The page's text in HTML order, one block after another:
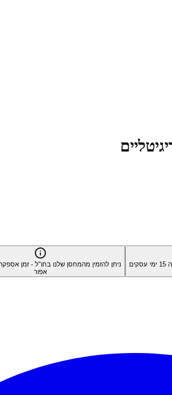
15 ימי עסקים
ניתן להזמין מהמחסן שלנו בחו"ל - זמן
אפור